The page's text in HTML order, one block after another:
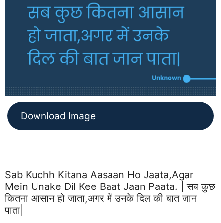
Download Image
Sab Kuchh Kitana Aasaan Ho Jaata,agar
Mein Unake Dil Kee Baat Jaan Paata. | सब कुछ
कितना आसान हो जाता,अगर में उनके दिल की बात जान
पाता|